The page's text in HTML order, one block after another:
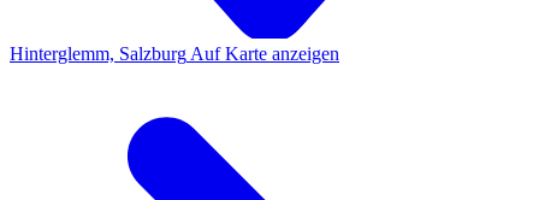
Hinterglemm, Salzburg Auf Karte anzeigen